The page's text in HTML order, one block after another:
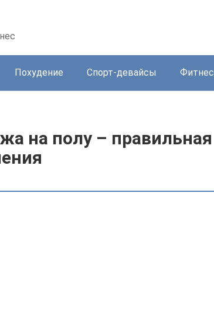
Похудение Спорт-девайсы Фитнес
на полу – правильная